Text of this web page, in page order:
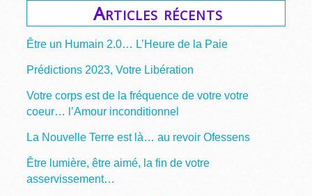
Articles récents
Être un Humain 2.0… L’Heure de la Paie
Prédictions 2023, Votre Libération
Votre corps est de la fréquence de votre votre
coeur… l’Amour inconditionnel
La Nouvelle Terre est là… au revoir Ofessens
Être lumière, être aimé, la fin de votre
asservissement…